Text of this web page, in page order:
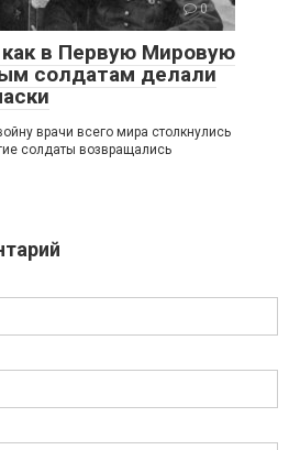
0
в Первую Мировую
солдатам делали
врачи всего мира столкнулись
солдаты возвращались